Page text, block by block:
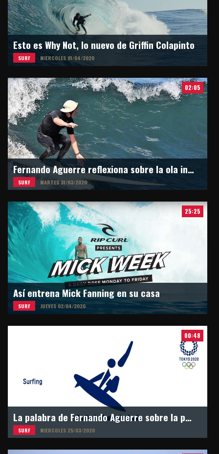
Esto es Why Not, lo nuevo de Griffin Colapinto
SURF MIERCOLES 01/04/2020
02:05
Fernando Aguerre reflexiona sobre la ola inesperada
SURF MARTES 31/03/2020
25:25
Así entrena Mick Fanning en su casa
SURF JUEVES 02/04/2020
00:48
La palabra de Fernando Aguerre sobre la postergación de los Juegos Olímpicos en Tokyo 2021
SURF MIERCOLES 25/03/2020